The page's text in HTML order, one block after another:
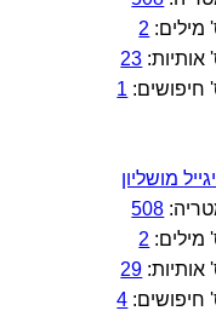
מילים: 2
אותיות: 23
חיפושים: 1
מושליון
508
מילים: 2
אותיות: 29
חיפושים: 4